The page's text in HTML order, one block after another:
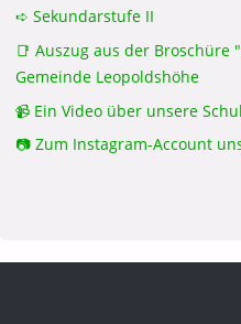
➪ Sekundarstufe II
📑 Auszug aus der
Gemeinde Leopoldshöhe
📹 Ein Video über unsere
📷 Zum Instagram-Account